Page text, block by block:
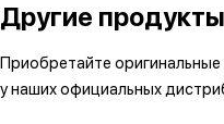
Другие продукты
Приобретайте
у наших официальных